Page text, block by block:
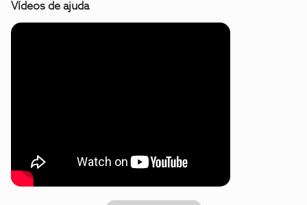
Vídeos de ajuda